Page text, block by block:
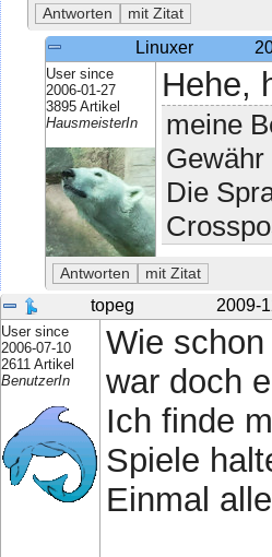
Linuxer
User since
2006-01-27
3895 Artikel
HausmeisterIn
Hehe,
meine
Die
topeg 2009-
User since
2006-07-10
2611 Artikel
BenutzerIn
Wie
war doch
Ich finde
Spiele
Einmal